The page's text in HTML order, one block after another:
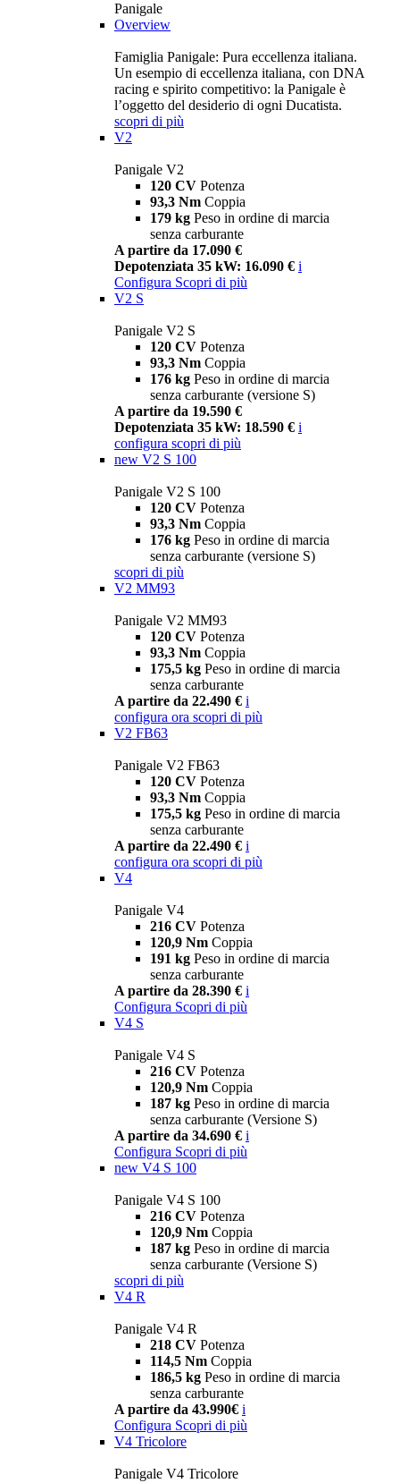
Panigale
Overview
Famiglia Panigale: Pura eccellenza italiana.
Un esempio di eccellenza italiana, con DNA
racing e spirito competitivo: la Panigale è
l’oggetto del desiderio di ogni Ducatista.
scopri di più
V2
Panigale V2
120 CV Potenza
93,3 Nm Coppia
179 kg Peso in ordine di marcia
senza carburante
A partire da 17.090 €
Depotenziata 35 kW: 16.090 € i
Configura Scopri di più
V2 S
Panigale V2 S
120 CV Potenza
93,3 Nm Coppia
176 kg Peso in ordine di marcia
senza carburante (versione S)
A partire da 19.590 €
Depotenziata 35 kW: 18.590 € i
configura scopri di più
new V2 S 100
Panigale V2 S 100
120 CV Potenza
93,3 Nm Coppia
176 kg Peso in ordine di marcia
senza carburante (versione S)
scopri di più
V2 MM93
Panigale V2 MM93
120 CV Potenza
93,3 Nm Coppia
175,5 kg Peso in ordine di marcia
senza carburante
A partire da 22.490 € i
configura ora scopri di più
V2 FB63
Panigale V2 FB63
120 CV Potenza
93,3 Nm Coppia
175,5 kg Peso in ordine di marcia
senza carburante
A partire da 22.490 € i
configura ora scopri di più
V4
Panigale V4
216 CV Potenza
120,9 Nm Coppia
191 kg Peso in ordine di marcia
senza carburante
A partire da 28.390 € i
Configura Scopri di più
V4 S
Panigale V4 S
216 CV Potenza
120,9 Nm Coppia
187 kg Peso in ordine di marcia
senza carburante (Versione S)
A partire da 34.690 € i
Configura Scopri di più
new V4 S 100
Panigale V4 S 100
216 CV Potenza
120,9 Nm Coppia
187 kg Peso in ordine di marcia
senza carburante (Versione S)
scopri di più
V4 R
Panigale V4 R
218 CV Potenza
114,5 Nm Coppia
186,5 kg Peso in ordine di marcia
senza carburante
A partire da 43.990€ i
Configura Scopri di più
V4 Tricolore
Panigale V4 Tricolore